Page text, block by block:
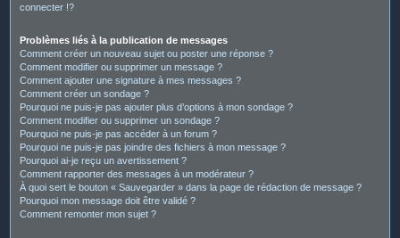
connecter !?
Problèmes liés à la publication de messages
Comment créer un nouveau sujet ou poster une réponse ?
Comment modifier ou supprimer un message ?
Comment ajouter une signature à mes messages ?
Comment créer un sondage ?
Pourquoi ne puis-je pas ajouter plus d’options à mon sondage ?
Comment modifier ou supprimer un sondage ?
Pourquoi ne puis-je pas accéder à un forum ?
Pourquoi ne puis-je pas joindre des fichiers à mon message ?
Pourquoi ai-je reçu un avertissement ?
Comment rapporter des messages à un modérateur ?
À quoi sert le bouton « Sauvegarder » dans la page de rédaction de message ?
Pourquoi mon message doit être validé ?
Comment remonter mon sujet ?